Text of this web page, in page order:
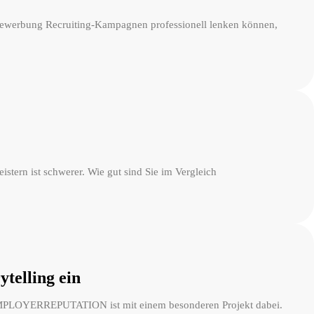
Recruiting-Kampagnen professionell lenken können,
ist schwerer. Wie gut sind Sie im Vergleich
ein
ist mit einem besonderen Projekt dabei.